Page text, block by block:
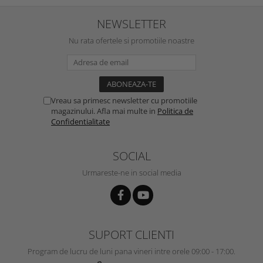
NEWSLETTER
Nu rata ofertele si promotiile noastre
Vreau sa primesc newsletter cu promotiile
magazinului. Afla mai multe in Politica de
Confidentialitate
SOCIAL
Urmareste-ne in social media
SUPORT CLIENTI
Program de lucru de luni pana vineri intre orele 09:00 - 17:00.